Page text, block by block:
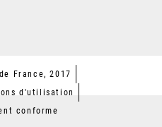
France, 2017
d'utilisation
conforme